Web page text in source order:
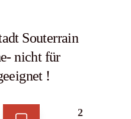
Souterrain
nicht für
!
2